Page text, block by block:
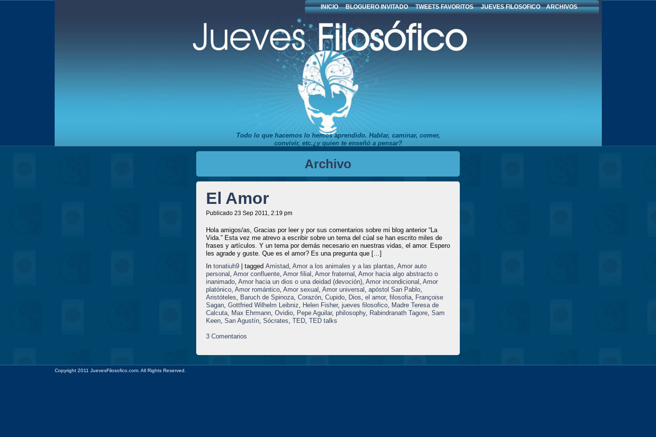
INICIO BLOGUERO INVITADO TWEETS FAVORITOS JUEVES FILOSOFICO ARCHIVOS
Todo lo que hacemos lo hemos aprendido. Hablar, caminar, comer,
convivir, etc.¿y quien te enseñó a pensar?
Archivo
El Amor
Publicado 23 Sep 2011, 2:19 pm
Hola amigos/as, Gracias por leer y por sus comentarios sobre mi blog anterior “La
Vida.” Esta vez me atrevo a escribir sobre un tema del cúal se han escrito miles de
frases y artículos. Y un tema por demás necesario en nuestras vidas, el amor. Espero
les agrade y guste. Que es el amor? Es una pregunta que […]
In tonatiuh9 | tagged Amistad, Amor a los animales y a las plantas, Amor auto
personal , Amor confluente, Amor filial , Amor fraternal , Amor hacia algo abstracto o
inanimado, Amor hacia un dios o una deidad (devoción), Amor incondicional , Amor
platónico, Amor romántico, Amor sexual , Amor universal , apóstol San Pablo,
Aristóteles, Baruch de Spinoza, Corazón, Cupido, Dios, el amor, filosofia, Françoise
Sagan, Gottfried Wilhelm Leibniz, Helen Fisher, jueves filosofico, Madre Teresa de
Calcuta, Max Ehrmann, Ovidio, Pepe Aguilar, philosophy, Rabindranath Tagore, Sam
Keen, San Agustín, Sócrates, TED, TED talks
3 Comentarios
Copyright 2011 JuevesFilosofico.com. All Rights Reserved.